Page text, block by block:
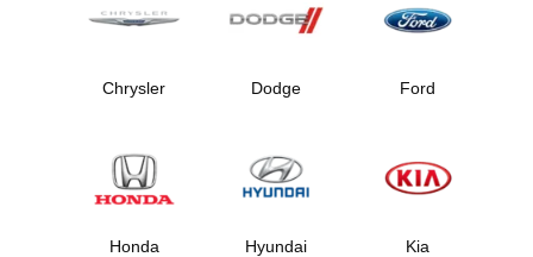
Chrysler Dodge Ford
Honda Hyundai Kia